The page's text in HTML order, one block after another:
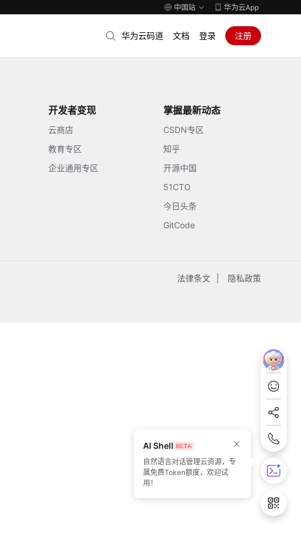
中国站 华为云App
华为云码道 文档 登录 注册
开发者变现
云商店
教育专区
企业通用专区
掌握最新动态
CSDN专区
知乎
开源中国
51CTO
今日头条
GitCode
法律条文 隐私政策
AI Shell
自然语言对话管理云资源，专
属免费Token额度，欢迎试
用！